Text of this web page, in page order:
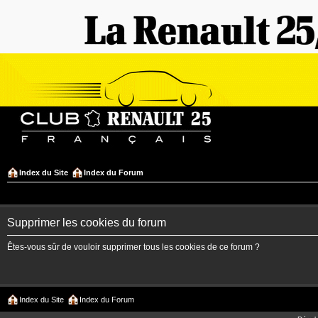
Index du Site Index du Forum
Supprimer les cookies du forum
Êtes-vous sûr de vouloir supprimer tous les cookies de ce forum ?
Index du Site Index du Forum